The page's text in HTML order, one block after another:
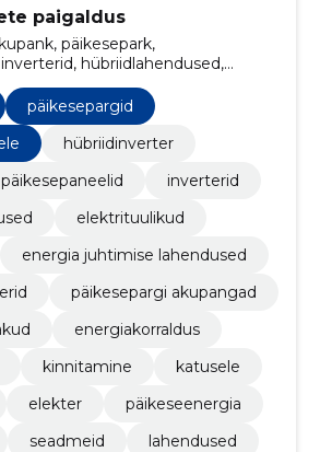
paigaldus
päikesepark,
hübriidlahendused,
inverterid
päikesepargid
hübriidinverter
päikesepaneelid
inverterid
elektrituulikud
energia juhtimise lahendused
päikesepargi akupangad
energiakorraldus
kinnitamine
katusele
elekter
päikeseenergia
seadmeid
lahendused